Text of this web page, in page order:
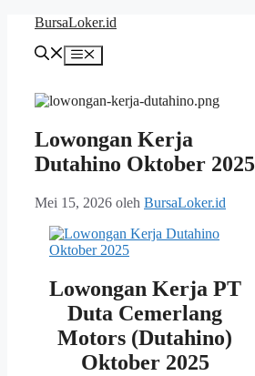
Langsung
BursaLoker.id
Menu
Lowongan Kerja
Dutahino Oktober 2025
Mei 15, 2026 oleh BursaLoker.id
Lowongan Kerja PT
Duta Cemerlang
Motors (Dutahino)
Oktober 2025